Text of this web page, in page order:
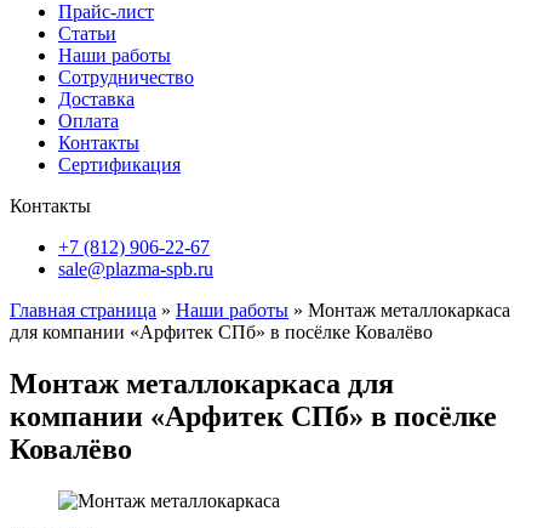
Прайс-лист
Статьи
Наши работы
Сотрудничество
Доставка
Оплата
Контакты
Сертификация
Контакты
+7 (812) 906-22-67
sale@plazma-spb.ru
Главная страница » Наши работы » Монтаж металлокаркаса
для компании «Арфитек СПб» в посёлке Ковалёво
Монтаж металлокаркаса для
компании «Арфитек СПб» в посёлке
Ковалёво